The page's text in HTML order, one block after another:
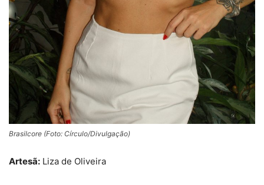
Brasilcore (Foto: Círculo/Divulgação)
Artesã: Liza de Oliveira